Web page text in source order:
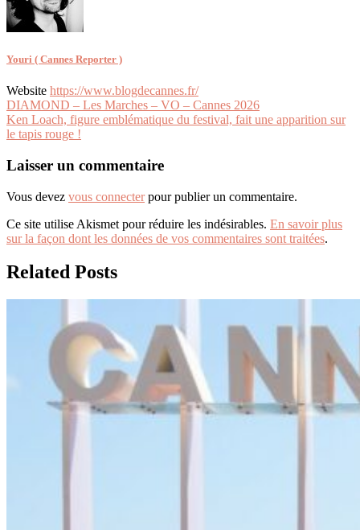
Youri ( Cannes Reporter )
Website https://www.blogdecannes.fr/
Navigation
de
DIAMOND – Les Marches – VO – Cannes 2026
Ken Loach, figure emblématique du festival, fait une apparition sur
le tapis rouge !
Laisser un commentaire
Vous devez vous connecterpour publier un commentaire.
Ce site utilise Akismet pour réduire les indésirables. En savoir plus
sur la façon dont les données de vos commentaires sont traitées.
Related Posts